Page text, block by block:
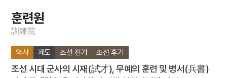
7
여수·순천 10·19사건
8 가갸날
훈련원
訓鍊院
역사 제도 조선 전기 조선 후기
조선 시대 군사의 시재(試才), 무예의 훈련 및 병서(兵書)